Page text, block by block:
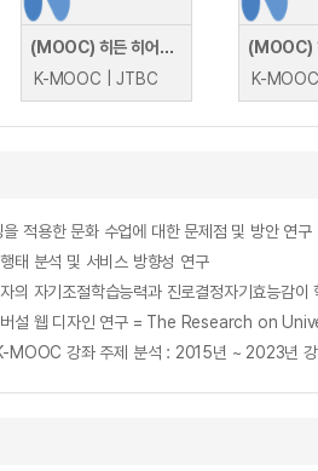
(MOOC) 히든 히어로즈 : K-방산, 1,000조 글로벌 머니를 향해!
K-MOOC | JTBC
태 분석 및 서비스 방향성 연구
의 자기조절학습능력과 진로결정자기효능감이
버설 웹 디자인 연구 = The Research on
MOOC 강좌 주제 분석 : 2015년 ~ 2023년